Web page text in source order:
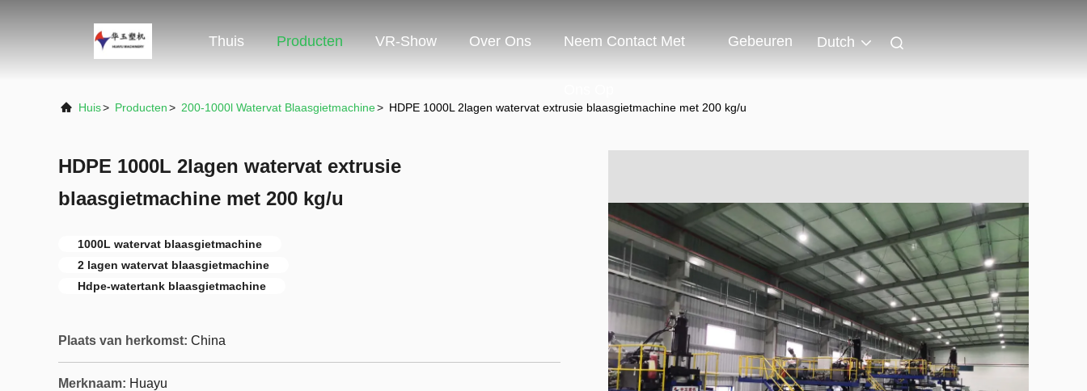
Thuis Producten VR-Show Over Ons Neem Contact Met Gebeuren Dutch
Huis> Producten> 200-1000l Watervat Blaasgietmachine> HDPE 1000L 2lagen watervat extrusie blaasgietmachine met 200 kg/u
HDPE 1000L 2lagen watervat extrusie
blaasgietmachine met 200 kg/u
1000L watervat blaasgietmachine
2 lagen watervat blaasgietmachine
Hdpe-watertank blaasgietmachine
Plaats van herkomst: China
Merknaam: Huayu